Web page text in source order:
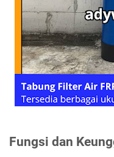
Fungsi dan